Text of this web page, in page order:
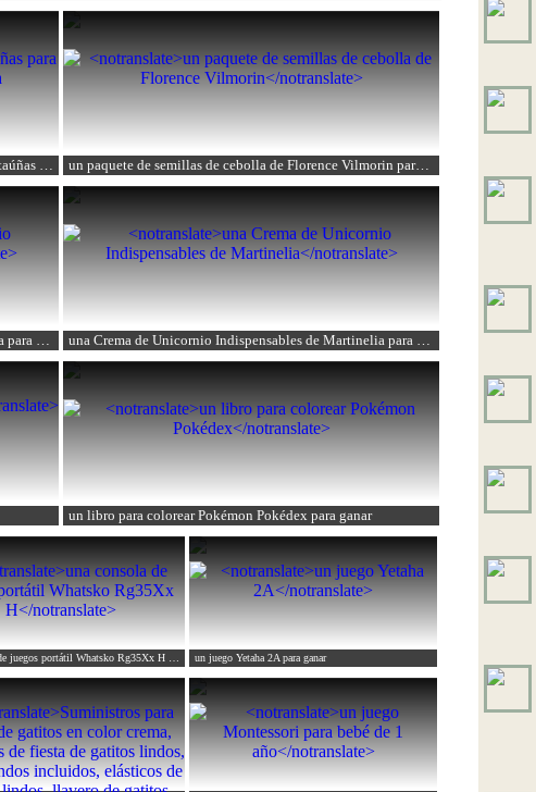
un comedero Candure Cortauñas para perros Para cortaúñas y cortaúñas para perros para ganar
un paquete de semillas de cebolla de Florence Vilmorin para ganar
para ganar una Crema de Unicornio Indispensables de Martinelia para ganar
un libro para colorear Pokémon Pokédex para ganar
juegos portátil Whatsko Rg35Xx H un juego Yetaha 2A para ganar